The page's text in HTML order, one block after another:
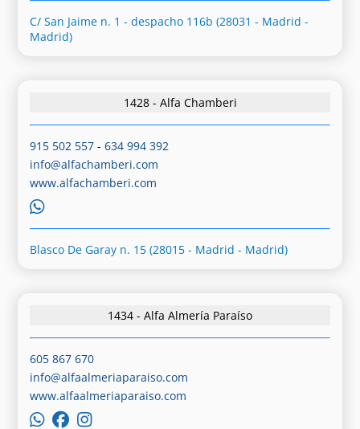
C/ San Jaime n. 1 - despacho 116b (28031 - Madrid -
Madrid)
1428 - Alfa Chamberi
915 502 557 -634 994 392
info@alfachamberi.com
www.alfachamberi.com
Blasco De Garay n. 15 (28015 - Madrid - Madrid)
1434 - Alfa Almería Paraíso
605 867 670
info@alfaalmeriaparaiso.com
www.alfaalmeriaparaiso.com